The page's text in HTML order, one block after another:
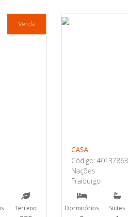
Venda
Terreno
CASA
Código: 40137863
Nações
Fraiburgo
Dormitórios Suites